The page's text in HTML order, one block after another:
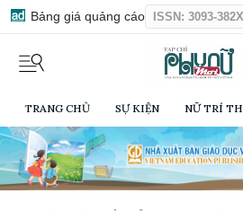
Bảng giá quảng cáo ISSN: 3093-382X
TRANG CHỦ SỰ KIỆN NỮ TRÍ